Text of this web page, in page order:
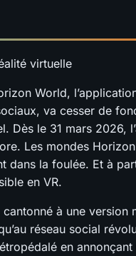
World,
va cesser de
Dès le 31 mars 2026,
Les mondes
dans la foulée. Et à
en VR.
à une version
réseau social
en annonçant